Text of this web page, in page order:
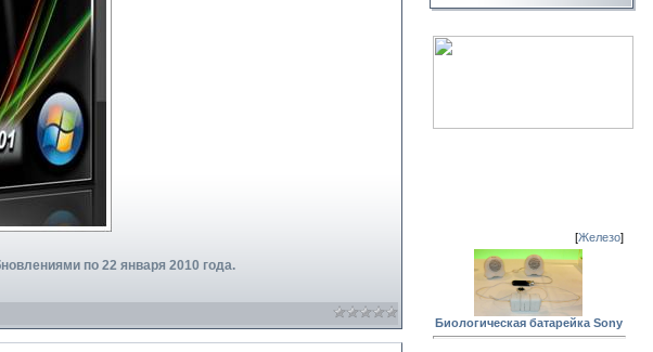
по 22 января 2010 года.
[Железо]
Биологическая батарейка Sony